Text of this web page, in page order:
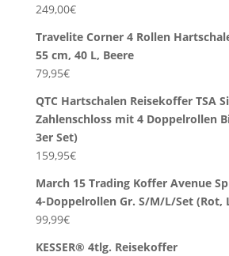
249,00€
Travelite Corner 4 Rollen
55 cm, 40 L, Beere
79,95€
QTC Hartschalen Reisekoffer TSA
Zahlenschloss mit 4 Doppelrollen
3er Set)
159,95€
March 15 Trading Koffer Avenue
4-Doppelrollen Gr. S/M/L/Set (Rot,
99,99€
KESSER® 4tlg. Reisekoffer